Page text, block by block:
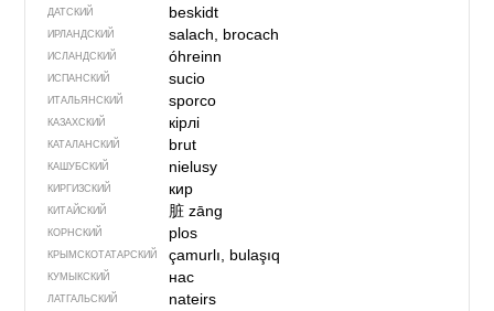
ДАТСКИЙ beskidt
ИРЛАНДСКИЙ salach, brocach
ИСЛАНДСКИЙ óhreinn
ИСПАНСКИЙ sucio
ИТАЛЬЯНСКИЙ sporco
КАЗАХСКИЙ кірлі
КАТАЛАНСКИЙ brut
КАШУБСКИЙ nielusy
КИРГИЗСКИЙ кир
КИТАЙСКИЙ 脏zāng
КОРНСКИЙ plos
КРЫМСКО­ТАТАРСКИЙ çamurlı, bulaşıq
КУМЫКСКИЙ нас
ЛАТГАЛЬСКИЙ nateirs